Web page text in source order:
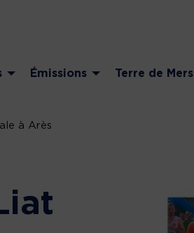
Émissions Terre de Mers
à Arès